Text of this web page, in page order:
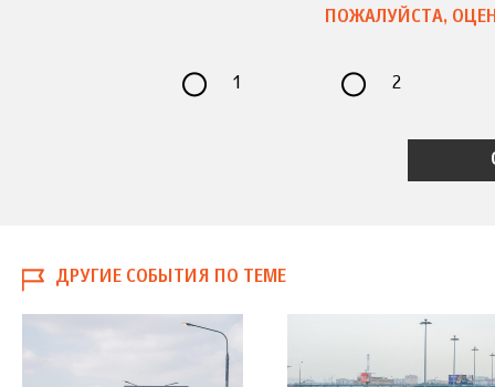
ПОЖАЛУЙСТА,
1 2
ДРУГИЕ СОБЫТИЯ ПО ТЕМЕ